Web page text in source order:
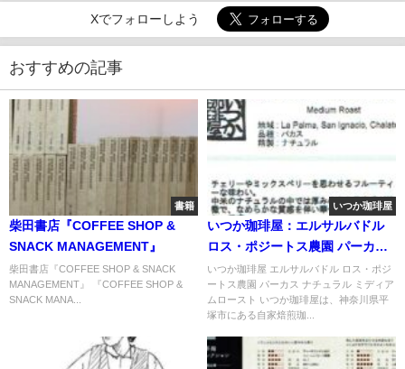
Xでフォローしよう
おすすめの記事
書籍
柴田書店『COFFEE SHOP &
SNACK MANAGEMENT』
柴田書店『COFFEE SHOP & SNACK
MANAGEMENT』 『COFFEE SHOP &
SNACK MANA...
いつか珈琲屋
いつか珈琲屋：エルサルバドル
ロス・ポジートス農園 パーカス
ナチュラル ミディアムロースト
いつか珈琲屋 エルサルバドル ロス・ポジ
ートス農園 パーカス ナチュラル ミディア
ムロースト いつか珈琲屋は、神奈川県平
塚市にある自家焙煎珈...